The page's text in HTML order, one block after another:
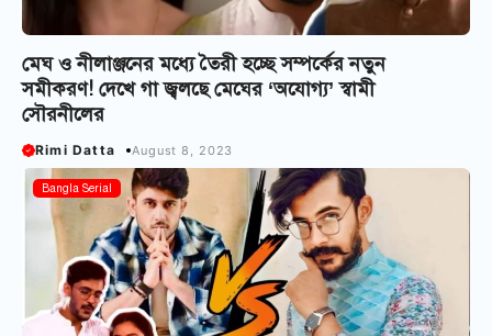
মেঘ ও নীলাঞ্জনের মধ্যে তৈরী হচ্ছে সম্পর্কের নতুন
সমীকরণ! দেখে গা জ্বলছে মেঘের ‘অযোগ্য’ স্বামী
সৌরনীলের
Rimi Datta August 8, 2023
Bangla Serial